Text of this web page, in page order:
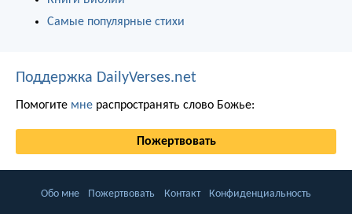
Самые популярные стихи
Поддержка DailyVerses.net
Помогите мне распространять слово Божье:
Пожертвовать
Обо мне Пожертвовать Контакт Конфиденциальность